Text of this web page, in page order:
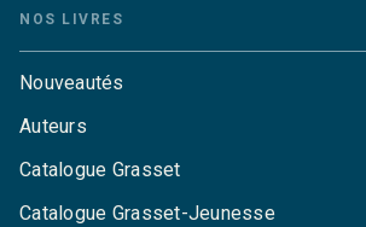
NOS LIVRES
Nouveautés
Auteurs
Catalogue Grasset
Catalogue Grasset-Jeunesse